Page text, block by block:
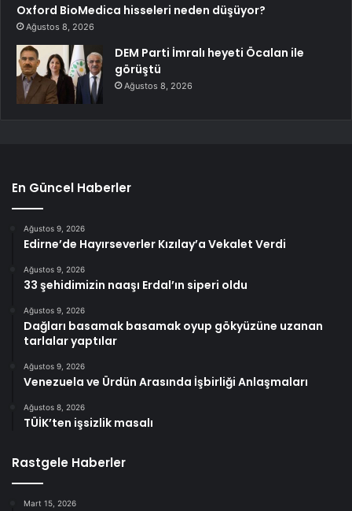
Oxford BioMedica hisseleri neden düşüyor?
Ağustos 8, 2026
DEM Parti İmralı heyeti Öcalan ile
görüştü
Ağustos 8, 2026
En Güncel Haberler
Ağustos 9, 2026
Edirne’de Hayırseverler Kızılay’a Vekalet Verdi
Ağustos 9, 2026
33 şehidimizin naaşı Erdal’ın siperi oldu
Ağustos 9, 2026
Dağları basamak basamak oyup gökyüzüne uzanan
tarlalar yaptılar
Ağustos 9, 2026
Venezuela ve Ürdün Arasında İşbirliği Anlaşmaları
Ağustos 8, 2026
TÜİK’ten işsizlik masalı
Rastgele Haberler
Mart 15, 2026